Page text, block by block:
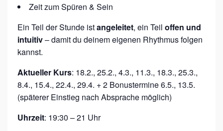
N
T
–
V
O
M
T
U
Zeit zum Spüren & Sein
Ein Teil der Stunde istangeleitet, ein Teil offen und
intuitiv– damit du deinem eigenen Rhythmus folgen
kannst.
Aktueller Kurs: 18.2., 25.2., 4.3., 11.3., 18.3., 25.3.,
8.4., 15.4., 22.4., 29.4. + 2 Bonustermine 6.5., 13.5.
(späterer Einstieg nach Absprache möglich)
Uhrzeit: 19:30 – 21 Uhr